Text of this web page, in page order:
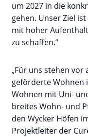
um 2027 in die
gehen. Unser Ziel
mit hoher
zu schaffen.“
„Für uns stehen vor
geförderte Wohnen
Wohnen mit Uni-
breites Wohn- und
den Wycker Höfen
Projektleiter der